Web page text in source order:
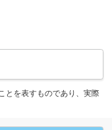
とを表すものであり、実際